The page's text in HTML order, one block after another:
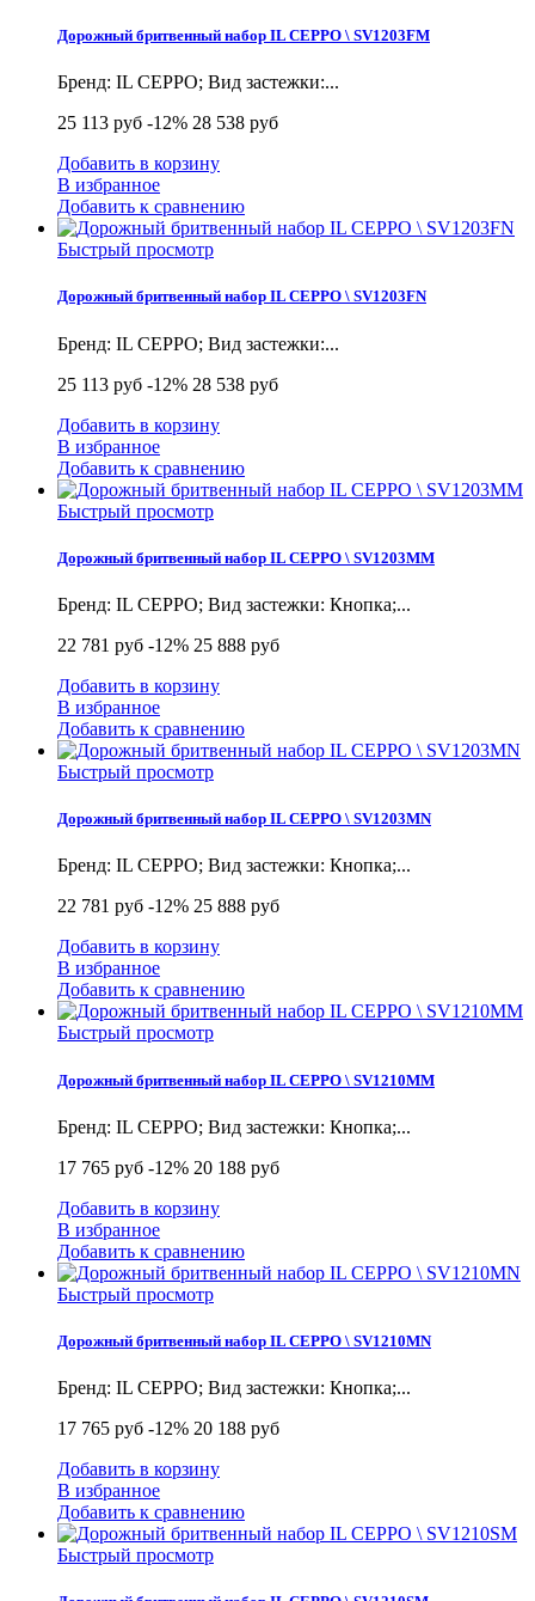
Дорожный бритвенный набор IL CEPPO \ SV1203FM
Бренд: IL CEPPO; Вид застежки:...
25 113 руб -12% 28 538 руб
Добавить в корзину
В избранное
Добавить к сравнению
Быстрый просмотр
Дорожный бритвенный набор IL CEPPO \ SV1203FN
Бренд: IL CEPPO; Вид застежки:...
25 113 руб -12% 28 538 руб
Добавить в корзину
В избранное
Добавить к сравнению
Быстрый просмотр
Дорожный бритвенный набор IL CEPPO \ SV1203MM
Бренд: IL CEPPO; Вид застежки: Кнопка;...
22 781 руб -12% 25 888 руб
Добавить в корзину
В избранное
Добавить к сравнению
Быстрый просмотр
Дорожный бритвенный набор IL CEPPO \ SV1203MN
Бренд: IL CEPPO; Вид застежки: Кнопка;...
22 781 руб -12% 25 888 руб
Добавить в корзину
В избранное
Добавить к сравнению
Быстрый просмотр
Дорожный бритвенный набор IL CEPPO \ SV1210MM
Бренд: IL CEPPO; Вид застежки: Кнопка;...
17 765 руб -12% 20 188 руб
Добавить в корзину
В избранное
Добавить к сравнению
Быстрый просмотр
Дорожный бритвенный набор IL CEPPO \ SV1210MN
Бренд: IL CEPPO; Вид застежки: Кнопка;...
17 765 руб -12% 20 188 руб
Добавить в корзину
В избранное
Добавить к сравнению
Быстрый просмотр